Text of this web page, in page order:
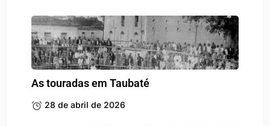
As touradas em Taubaté
28 de abril de 2026